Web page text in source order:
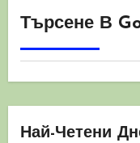
Търсене В
Най-Четени